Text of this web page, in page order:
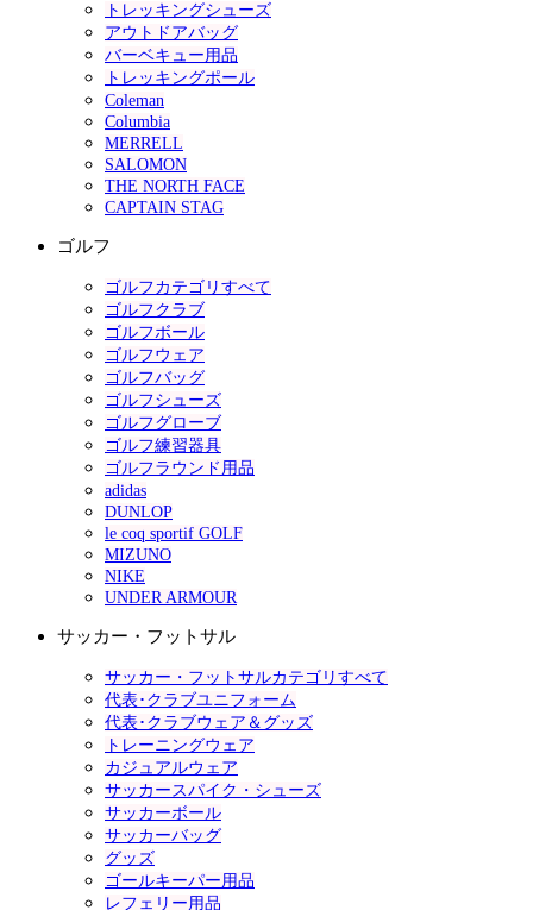
トレッキングシューズ
アウトドアバッグ
バーベキュー用品
トレッキングポール
Coleman
Columbia
MERRELL
SALOMON
THE NORTH FACE
CAPTAIN STAG
ゴルフ
ゴルフカテゴリすべて
ゴルフクラブ
ゴルフボール
ゴルフウェア
ゴルフバッグ
ゴルフシューズ
ゴルフグローブ
ゴルフ練習器具
ゴルフラウンド用品
adidas
DUNLOP
le coq sportif GOLF
MIZUNO
NIKE
UNDER ARMOUR
サッカー・フットサル
サッカー・フットサルカテゴリすべて
代表･クラブユニフォーム
代表･クラブウェア＆グッズ
トレーニングウェア
カジュアルウェア
サッカースパイク・シューズ
サッカーボール
サッカーバッグ
グッズ
ゴールキーパー用品
レフェリー用品